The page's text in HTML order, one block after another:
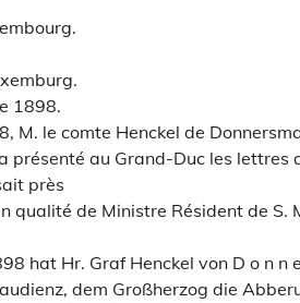
1898.
M. le comte Henckel de
présenté au Grand-Duc les lettres
près
qualité de Ministre Résident de S.
hat Hr. Graf Henckel von D o n n
dem Großherzog die